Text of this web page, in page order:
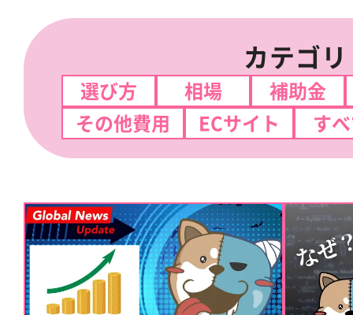
カテゴリ
選び方 相場
補助金
その他費用
ECサイト す